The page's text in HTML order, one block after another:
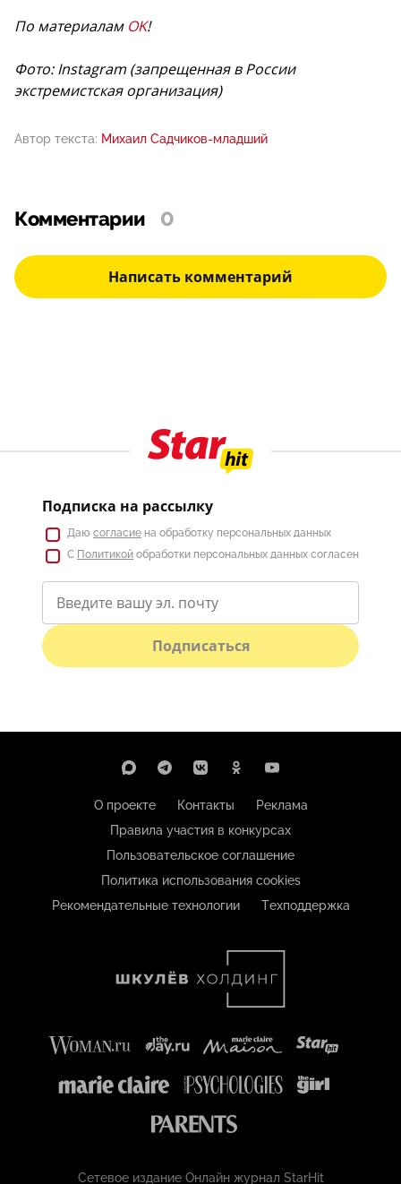
По материалам OK!
Фото: Instagram (запрещенная в России
экстремистская организация)
Автор текста: Михаил Садчиков-младший
Комментарии 0
Написать комментарий
Подписка на рассылку
Даю согласие на обработку персональных данных
С Политикой обработки персональных данных согласен
Подписаться
О проекте Контакты
Реклама
Правила участия в конкурсах
Пользовательское соглашение
Политика использования cookies
Рекомендательные технологии
Техподдержка
Сетевое издание Онлайн журнал StarHit